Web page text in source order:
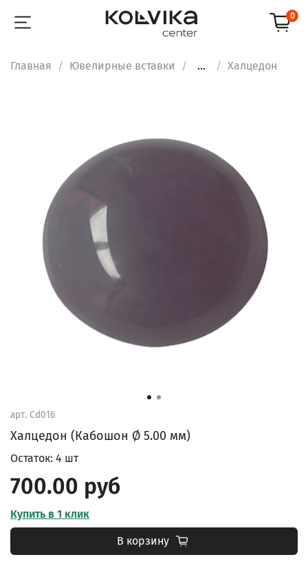
0
Главная Ювелирные вставки ... Халцедон
арт. Cd016
Халцедон (Кабошон Ø 5.00 мм)
Остаток: 4 шт
700.00 руб
Купить в 1 клик
В корзину